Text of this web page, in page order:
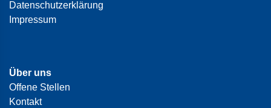
Datenschutzerklärung
Impressum
Über uns
Offene Stellen
Kontakt